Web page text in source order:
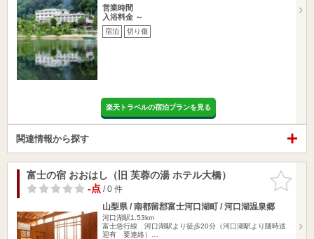
営業時間
入浴料金 ～
宿泊 切り傷
楽天トラベルの宿泊プランを見る
関連情報から探す
お気に入
りに追加
富士の宿 おおはし（旧 芙蓉の湯 ホテル大橋）
-点/ 0 件
山梨県 / 南都留郡富士河口湖町 / 河口湖温泉郷
河口湖駅1.53km
富士急行線 河口湖駅より徒歩20分（河口湖駅より随時送
迎有 要連絡）…